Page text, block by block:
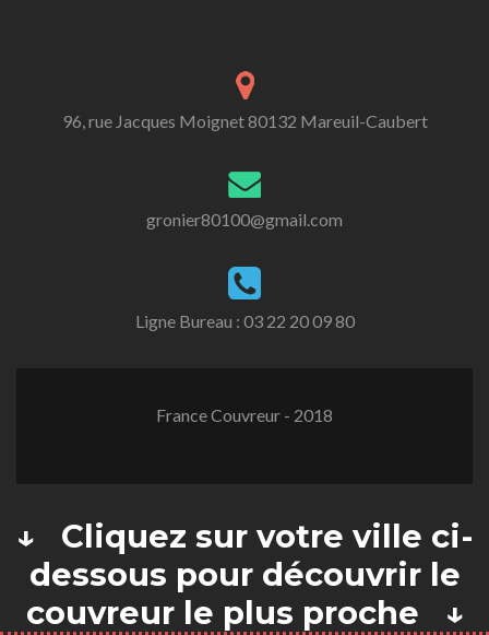
96, rue Jacques Moignet 80132 Mareuil-Caubert
gronier80100@gmail.com
Ligne Bureau : 03 22 20 09 80
France Couvreur - 2018
↓ Cliquez sur votre ville ci-
dessous pour découvrir le
couvreur le plus proche ↓